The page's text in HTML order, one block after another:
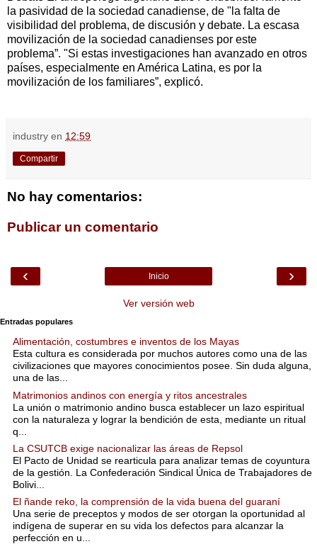
la pasividad de la sociedad canadiense, de "la falta de
visibilidad del problema, de discusión y debate. La escasa
movilización de la sociedad canadienses por este
problema”. "Si estas investigaciones han avanzado en otros
países, especialmente en América Latina, es por la
movilización de los familiares”, explicó.
industry en 12:59
Compartir
No hay comentarios:
Publicar un comentario
‹ ›
Inicio
Ver versión web
Entradas populares
Alimentación, costumbres e inventos de los Mayas
Esta cultura es considerada por muchos autores como una de las
civilizaciones que mayores conocimientos posee. Sin duda alguna,
una de las...
Matrimonios andinos con energía y ritos ancestrales
La unión o matrimonio andino busca establecer un lazo espiritual
con la naturaleza y lograr la bendición de esta, mediante un ritual
q...
La CSUTCB exige nacionalizar las áreas de Repsol
El Pacto de Unidad se rearticula para analizar temas de coyuntura
de la gestión. La Confederación Sindical Única de Trabajadores de
Bolivi...
El ñande reko, la comprensión de la vida buena del guaraní
Una serie de preceptos y modos de ser otorgan la oportunidad al
indígena de superar en su vida los defectos para alcanzar la
perfección en u...